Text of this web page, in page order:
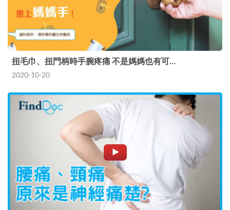
扭毛巾、扭門柄時手腕疼痛 不是媽媽也有可…
2020-10-20